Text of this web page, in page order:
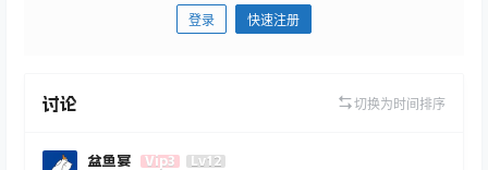
登录 快速注册
讨论 切换为时间排序
盆鱼宴 Vip3
Lv12